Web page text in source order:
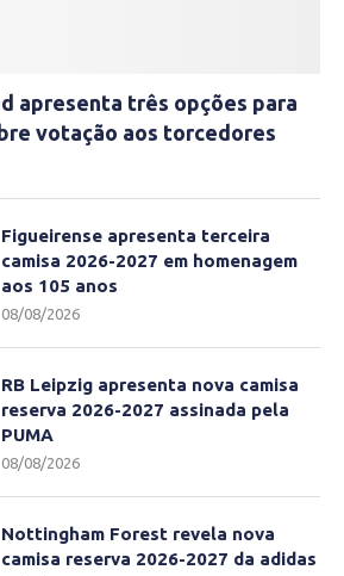
apresenta três opções para
votação aos torcedores
Figueirense apresenta terceira
camisa 2026-2027 em homenagem
aos 105 anos
08/08/2026
RB Leipzig apresenta nova camisa
reserva 2026-2027 assinada pela
PUMA
08/08/2026
Nottingham Forest revela nova
camisa reserva 2026-2027 da adidas